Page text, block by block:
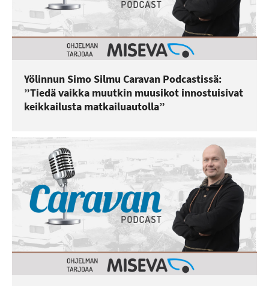
Yölinnun Simo Silmu Caravan Podcastissä:
”Tiedä vaikka muutkin muusikot innostuisivat
keikkailusta matkailuautolla”